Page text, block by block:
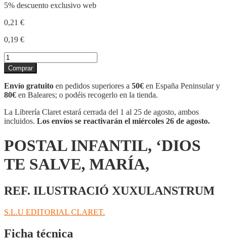
5% descuento exclusivo web
0,21 €
0,19 €
POSTAL
INFANTIL,
'DIOS
TE
SALVE,
cantidad
Comprar
Envío gratuito en pedidos superiores a 50€ en España Peninsular y
80€ en Baleares; o podéis recogerlo en la tienda.
La Librería Claret estará cerrada del 1 al 25 de agosto, ambos
incluidos. Los envíos se reactivarán el miércoles 26 de agosto.
POSTAL INFANTIL, ‘DIOS
TE SALVE, MARÍA,
REF. ILUSTRACIÓ XUXULANSTRUM
S.L.U EDITORIAL CLARET.
Ficha técnica